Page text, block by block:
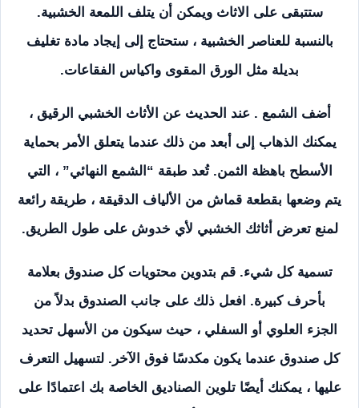
ستتبقى على الاثاث ويمكن أن يتلف اللمعة الخشبية.
بالنسبة للعناصر الخشبية ، ستحتاج إلى إيجاد مادة تغليف
بديلة مثل الورق المقوى واكياس الفقاعات.
أضف الشمع . عند الحديث عن الأثاث الخشبي الرقيق ،
يمكنك الذهاب إلى أبعد من ذلك عندما يتعلق الأمر بحماية
الأسطح باهظة الثمن. تُعد طبقة “الشمع النهائي” ، التي
يتم وضعها بقطعة قماش من الألياف الدقيقة ، طريقة رائعة
لمنع تعرض أثاثك الخشبي لأي خدوش على طول الطريق.
تسمية كل شيء. قم بتدوين محتويات كل صندوق بعلامة
بأحرف كبيرة. افعل ذلك على جانب الصندوق بدلاً من
الجزء العلوي أو السفلي ، حيث سيكون من الأسهل تحديد
كل صندوق عندما يكون مكدسًا فوق الآخر. لتسهيل التعرف
عليها ، يمكنك أيضًا تلوين الصناديق الخاصة بك اعتمادًا على